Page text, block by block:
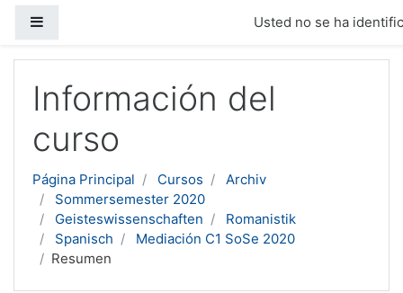
Usted no se ha
Información del
curso
Página Principal Cursos
Archiv
Sommersemester 2020
Geisteswissenschaften
Romanistik
Spanisch
Mediación C1 SoSe 2020
Resumen